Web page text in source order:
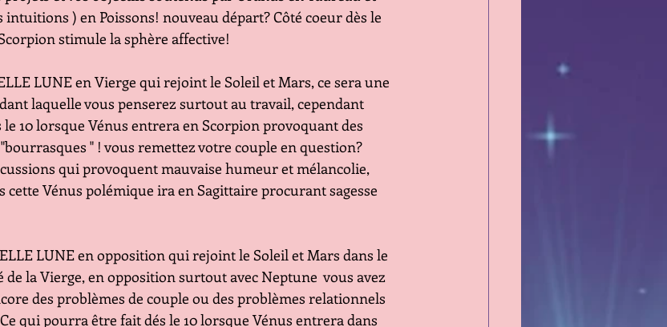
Neptune ( les intuitions ) en Poissons! nouveau départ? Côté coeur dès le
10 Vénus en Scorpion stimule la sphère affective!
LUNE en Vierge qui rejoint le Soleil et Mars, ce sera une
semaine pendant laquelle vous penserez surtout au travail, cependant
attention dès le 10 lorsque Vénus entrera en Scorpion provoquant des
moments de "bourrasques " ! vous remettez votre couple en question?
Evitez les discussions qui provoquent mauvaise humeur et mélancolie,
Dans 20 jours cette Vénus polémique ira en Sagittaire procurant sagesse
LUNE en opposition qui rejoint le Soleil et Mars dans le
signe opposé de la Vierge, en opposition surtout avec Neptune  vous avez
peut-être encore des problèmes de couple ou des problèmes relationnels
à résoudre? Ce qui pourra être fait dés le 10 lorsque Vénus entrera dans